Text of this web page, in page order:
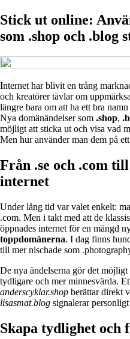
Stick ut online:
som .shop och .blog
Internet har blivit en trång
och kreatörer tävlar om
längre bara om att ha ett bra
Nya domänändelser som .shop,
möjligt att sticka ut och visa vad
Men hur använder man dem på
Från .se och .com
internet
Under lång tid var valet enkelt:
.com. Men i takt med att de
öppnades internet för en mängd
toppdomänerna. I dag finns
till mer nischade som
De nya ändelserna gör det möjligt
tydligare och mer minnesvärda.
anderscyklar.shop berättar direkt
lisasmat.blog signalerar
Skapa tydlighet och